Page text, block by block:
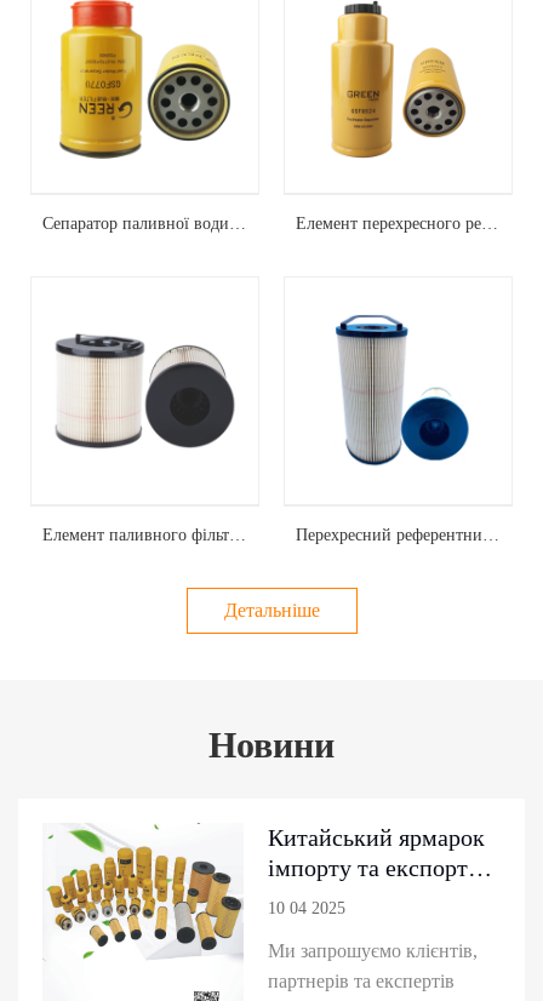
Детальніше
Новини
Китайський ярмарок
імпорту та експорту -
-- зелених фільтрів
10 04 2025
Ми запрошуємо клієнтів,
партнерів та експертів